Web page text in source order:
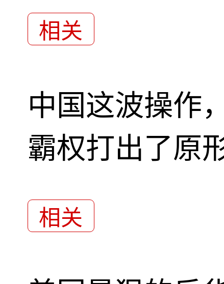
相关
中国这波操作
霸权打出了原
相关